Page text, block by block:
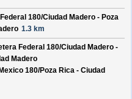
180/Ciudad Madero - Poza
1.3 km
Federal 180/Ciudad Madero -
Madero
180/Poza Rica - Ciudad